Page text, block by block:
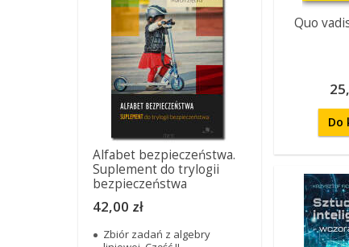
Quo
Do
Alfabet bezpieczeństwa.
Suplement do trylogii
bezpieczeństwa
42,00 zł
Zbiór zadań z algebry